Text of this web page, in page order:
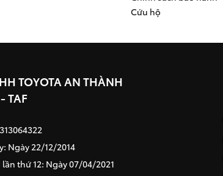
Cứu hộ
TOYOTA AN THÀNH
TAF
Ngày 22/12/2014
thứ 12: Ngày 07/04/2021